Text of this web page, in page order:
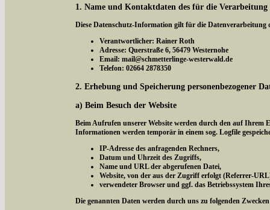
1. Name und Kontaktdaten des für die
Diese Datenschutz-Information gilt für die Datenverarbeitung
Verantwortlicher: Rainer Roth
Adresse: Querstraße 6, 56479 Westernohe
Email: mail@schmetterlinge-westerwald.de
Telefon: 02664 2878350
2. Erhebung und Speicherung personenbezogener
a) Beim Besuch der Website
Beim Aufrufen unserer Website werden durch den auf Ihrem
Informationen werden temporär in einem sog. Logfile
IP-Adresse des anfragenden Rechners,
Datum und Uhrzeit des Zugriffs,
Name und URL der abgerufenen Datei,
Website, von der aus der Zugriff erfolgt (Referrer-
verwendeter Browser und ggf. das Betriebssystem
Die genannten Daten werden durch uns zu folgenden